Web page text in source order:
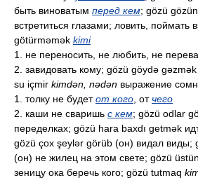
быть виноватым перед кем; gözü
встретиться глазами; ловить, поймать
götürməmək kimi
1. не переносить, не любить, не
2. завидовать кому; gözü göydə
su içmir kimdən, nədən выражение
1. толку не будетот кого , от чего
2. каши не сваришь с кем; gözü odlar
переделках; gözü hara baxdı getmək
gözü çox şeylər görüb (он) видал виды;
(он) не жилец на этом свете; gözü
зеницу ока беречь кого; gözü tutmaq